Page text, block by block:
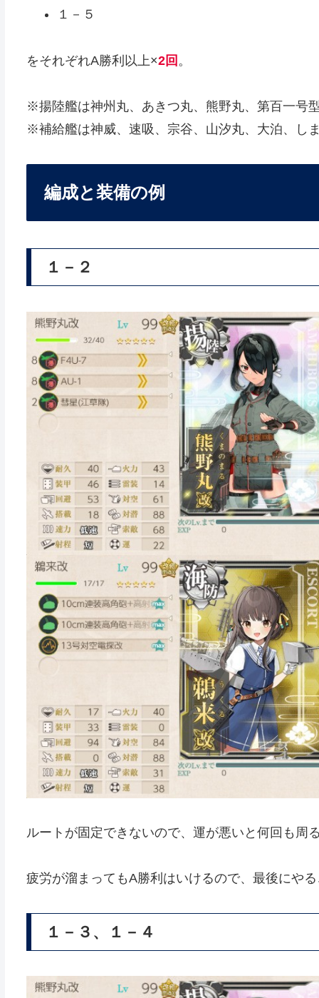
１－５
をそれぞれA勝利以上×2回 。
※揚陸艦は神州丸、あきつ丸、熊野丸、第百一号
※補給艦は神威、速吸、宗谷、山汐丸、大泊、し
編成と装備の例
１－２
ルートが固定できないので、運が悪いと何回も周
疲労が溜まってもA勝利はいけるので、最後にや
１－３、１－４